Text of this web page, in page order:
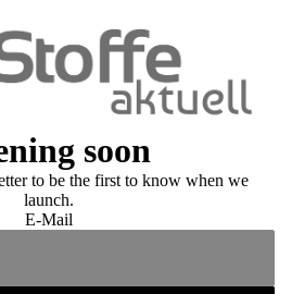
soon
to be the first to know when we
launch.
E-Mail